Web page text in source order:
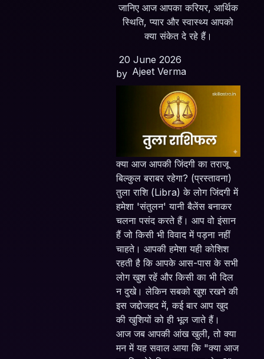
जानिए आज आपका करियर, आर्थिक
स्थिति, प्यार और स्वास्थ्य आपको
क्या संकेत दे रहे हैं।
20 June 2026
by Ajeet Verma
क्या आज आपकी जिंदगी का तराजू
बिल्कुल बराबर रहेगा? (प्रस्तावना)
तुला राशि (Libra) के लोग जिंदगी में
हमेशा 'संतुलन' यानी बैलेंस बनाकर
चलना पसंद करते हैं। आप वो इंसान
हैं जो किसी भी विवाद में पड़ना नहीं
चाहते। आपकी हमेशा यही कोशिश
रहती है कि आपके आस-पास के सभी
लोग खुश रहें और किसी का भी दिल
न दुखे। लेकिन सबको खुश रखने की
इस जद्दोजहद में, कई बार आप खुद
की खुशियों को ही भूल जाते हैं।
आज जब आपकी आंख खुली, तो क्या
मन में यह सवाल आया कि "क्या आज